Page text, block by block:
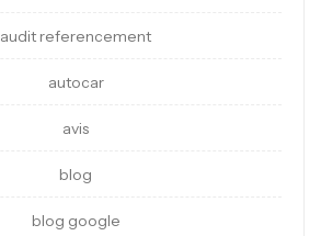
audit referencement
autocar
avis
blog
blog google